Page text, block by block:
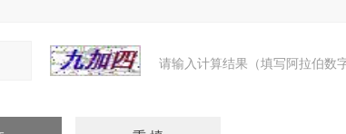
请输入计算结果（填写阿拉伯数